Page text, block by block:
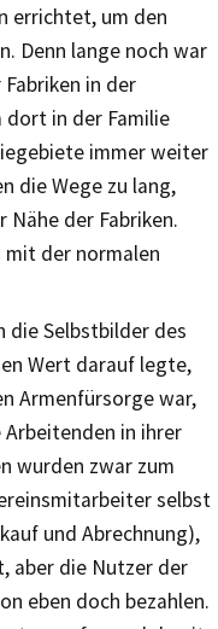
errichtet, um den
Denn lange noch war
in der
dort in der Familie
immer weiter
die Wege zu lang,
der Fabriken.
mit der normalen
die Selbstbilder des
Wert darauf legte,
Armenfürsorge war,
in ihrer
wurden zwar zum
selbst
und Abrechnung),
aber die Nutzer der
eben doch bezahlen.